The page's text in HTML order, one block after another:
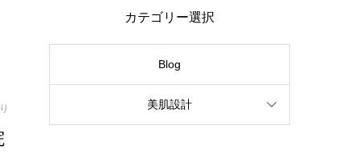
カテゴリー選択
Blog
美肌設計